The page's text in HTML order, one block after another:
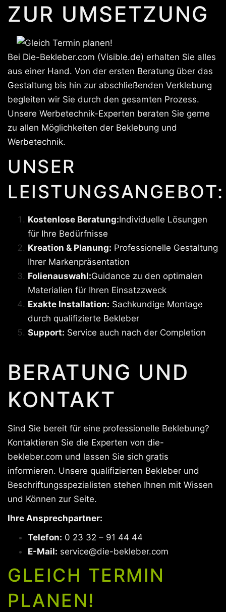
ZUR UMSETZUNG
Bei Die-Bekleber.com (Visible.de) erhalten Sie alles
aus einer Hand. Von der ersten Beratung über das
Gestaltung bis hin zur abschließenden Verklebung
begleiten wir Sie durch den gesamten Prozess.
Unsere Werbetechnik-Experten beraten Sie gerne
zu allen Möglichkeiten der Beklebung und
Werbetechnik.
UNSER
LEISTUNGSANGEBOT:
Kostenlose Beratung:Individuelle Lösungen
für Ihre Bedürfnisse
Kreation & Planung: Professionelle Gestaltung
Ihrer Markenpräsentation
Folienauswahl:Guidance zu den optimalen
Materialien für Ihren Einsatzzweck
Exakte Installation: Sachkundige Montage
durch qualifizierte Bekleber
Support: Service auch nach der Completion
BERATUNG UND
KONTAKT
Sind Sie bereit für eine professionelle Beklebung?
Kontaktieren Sie die Experten von die-
bekleber.com und lassen Sie sich gratis
informieren. Unsere qualifizierten Bekleber und
Beschriftungsspezialisten stehen Ihnen mit Wissen
und Können zur Seite.
Ihre Ansprechpartner:
Telefon: 0 23 32 – 91 44 44
E-Mail: service@die-bekleber.com
GLEICH TERMIN
PLANEN!